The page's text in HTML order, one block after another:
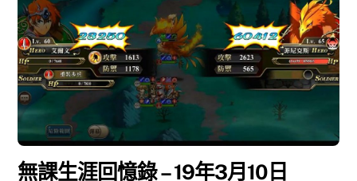
無課生涯回憶錄 – 19年3月10日